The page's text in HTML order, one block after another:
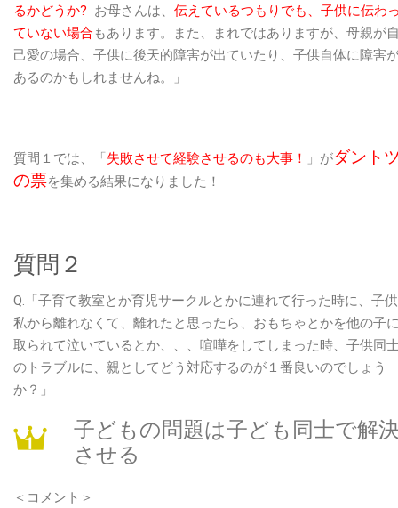
るかどうか? お母さんは、 伝えているつもりでも、子供に伝わ
ていない場合 もあります。また、まれではありますが、母親が
己愛の場合、子供に後天的障害が出ていたり、子供自体に障害
あるのかもしれませんね。」
質問１では、「失敗させて経験させるのも大事！ 」がダント
の票を集める結果になりました！
質問２
Q.「子育て教室とか育児サークルとかに連れて行った時に、子
私から離れなくて、離れたと思ったら、おもちゃとかを他の子
取られて泣いているとか、、、喧嘩をしてしまった時、子供同
のトラブルに、親としてどう対応するのが１番良いのでしょう
か？」
子どもの問題は子ども同士で解
させる
＜コメント＞